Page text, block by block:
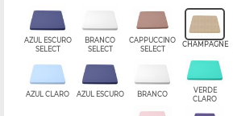
AZUL ESCURO
SELECT
BRANCO
SELECT
CAPPUCCINO
SELECT
CHAMPAGNE
AZUL CLARO AZUL ESCURO BRANCO
VERDE
CLARO